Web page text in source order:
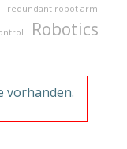
redundant robot arm
Robotics
vorhanden.